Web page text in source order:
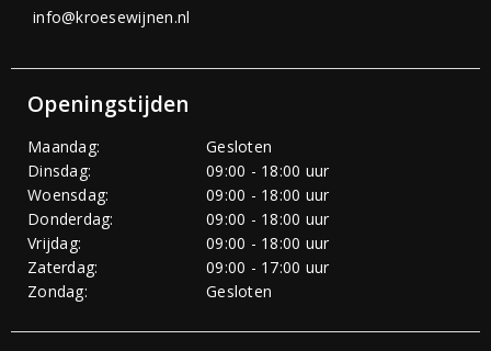
info@kroesewijnen.nl
Openingstijden
Maandag:
Gesloten
Dinsdag:
09:00 - 18:00 uur
Woensdag:
09:00 - 18:00 uur
Donderdag:
09:00 - 18:00 uur
Vrijdag:
09:00 - 18:00 uur
Zaterdag:
09:00 - 17:00 uur
Zondag:
Gesloten